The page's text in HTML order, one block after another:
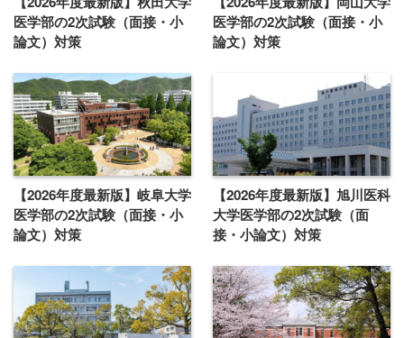
医学部の2次試験（面接・小
論文）対策
医学部の2次試験（面接・小
論文）対策
【2026年度最新版】岐阜大学
医学部の2次試験（面接・小
論文）対策
【2026年度最新版】旭川医科
大学医学部の2次試験（面
接・小論文）対策